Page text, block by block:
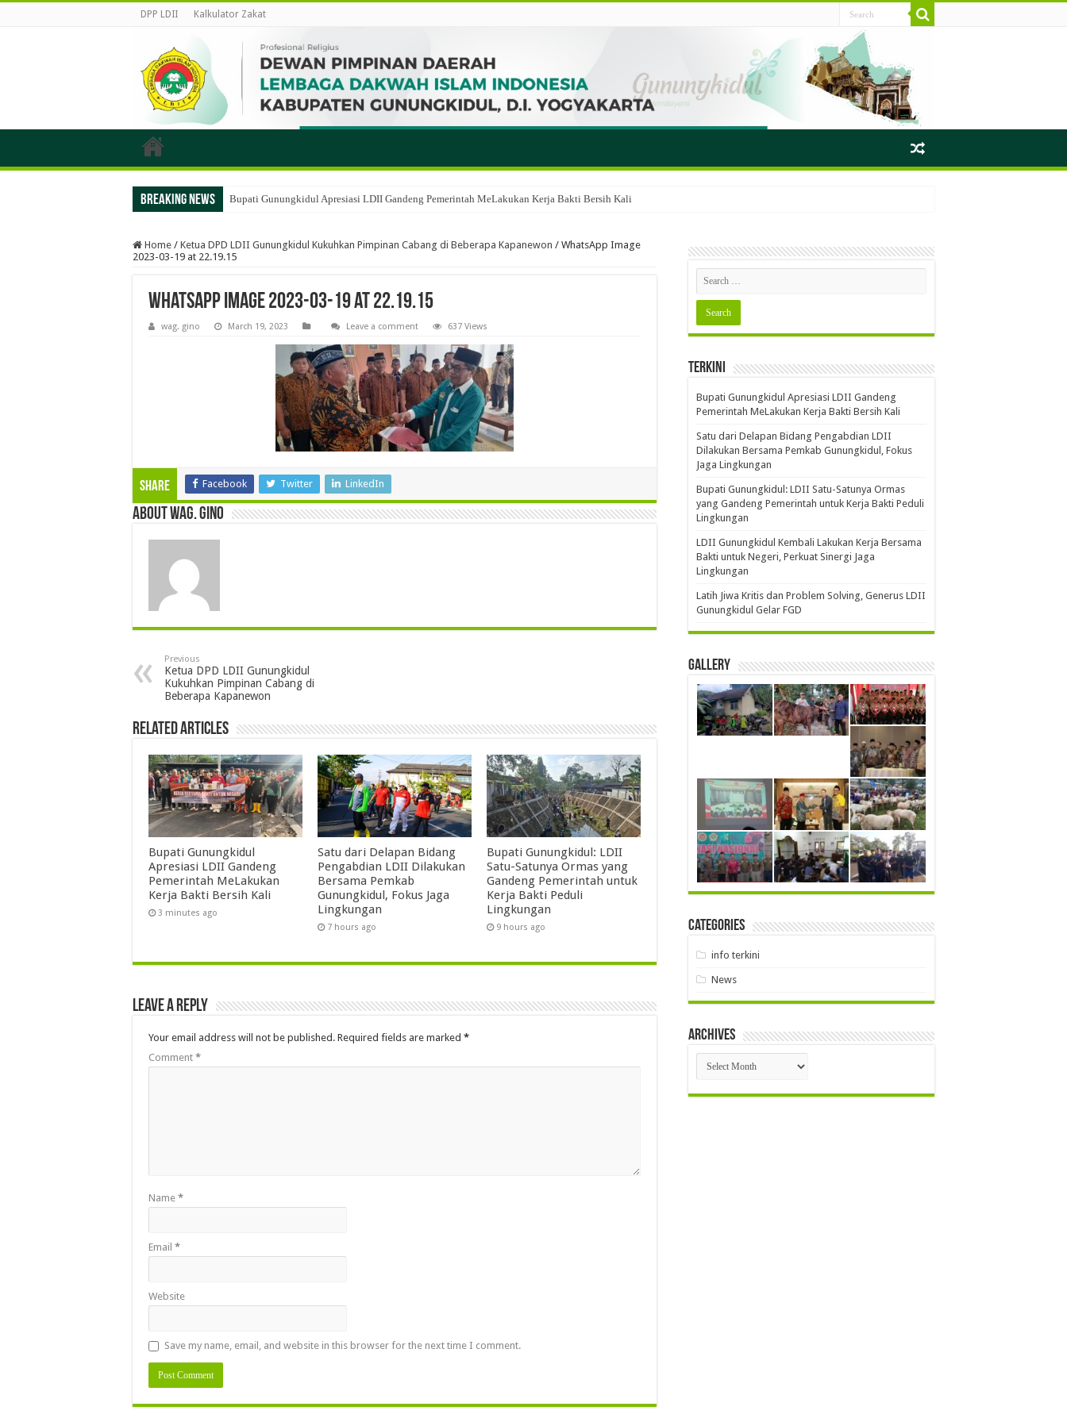
DPP LDII Kalkulator Zakat
Breaking News Bupati Gunungkidul Apresiasi LDII Gandeng Pemerintah MeLakukan Kerja Bakti Bersih Kali ‎
Home / Ketua DPD LDII Gunungkidul Kukuhkan Pimpinan Cabang di Beberapa Kapanewon / WhatsApp Image
2023-03-19 at 22.19.15
WhatsApp Image 2023-03-19 at 22.19.15
wag. gino March 19, 2023 Leave a comment 637 Views
Share Facebook Twitter LinkedIn
About wag. gino
Previous
Ketua DPD LDII Gunungkidul
Kukuhkan Pimpinan Cabang di
Beberapa Kapanewon
Related Articles
Bupati Gunungkidul
Apresiasi LDII Gandeng
Pemerintah MeLakukan
Kerja Bakti Bersih Kali ‎
3 minutes ago
Satu dari Delapan Bidang
Pengabdian LDII Dilakukan
Bersama Pemkab
Gunungkidul, Fokus Jaga
Lingkungan
7 hours ago
Bupati Gunungkidul: LDII
Satu-Satunya Ormas yang
Gandeng Pemerintah untuk
Kerja Bakti Peduli
Lingkungan
9 hours ago
Leave a Reply
Your email address will not be published. Required fields are marked *
Comment *
Name *
Email *
Website
Save my name, email, and website in this browser for the next time I comment.
Terkini
Bupati Gunungkidul Apresiasi LDII Gandeng
Pemerintah MeLakukan Kerja Bakti Bersih Kali ‎
Satu dari Delapan Bidang Pengabdian LDII
Dilakukan Bersama Pemkab Gunungkidul, Fokus
Jaga Lingkungan
Bupati Gunungkidul: LDII Satu-Satunya Ormas
yang Gandeng Pemerintah untuk Kerja Bakti Peduli
Lingkungan
LDII Gunungkidul Kembali Lakukan Kerja Bersama
Bakti untuk Negeri, Perkuat Sinergi Jaga
Lingkungan
Latih Jiwa Kritis dan Problem Solving, Generus LDII
Gunungkidul Gelar FGD
Gallery
Categories
info terkini
News
Archives
Archives